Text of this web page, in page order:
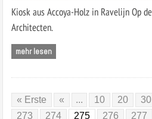
Kiosk aus Accoya-Holz in Ravelijn Op
Architecten.
mehr lesen
« Erste « ... 10 20 30
273
274 275 276 277